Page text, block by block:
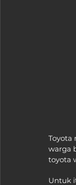
Toyota
warga
toyota
Untuk